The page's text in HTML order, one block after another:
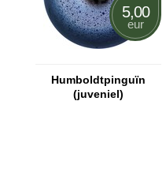
5,00
eur
Humboldtpinguïn
(juveniel)